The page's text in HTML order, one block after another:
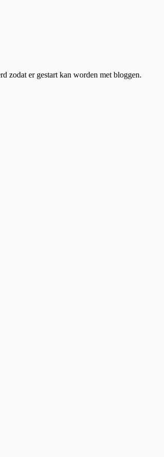
zodat er gestart kan worden met bloggen.